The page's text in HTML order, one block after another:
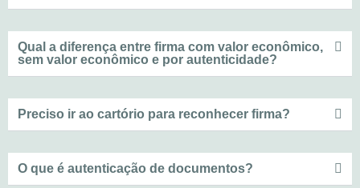
Qual a diferença entre firma com valor econômico,
sem valor econômico e por autenticidade?
Preciso ir ao cartório para reconhecer firma?
O que é autenticação de documentos?